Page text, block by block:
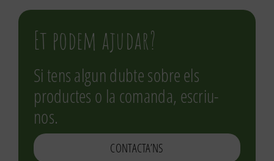
Et podem ajudar?
Si tens algun dubte sobre els
productes o la comanda, escriu-
nos.
CONTACTA’NS